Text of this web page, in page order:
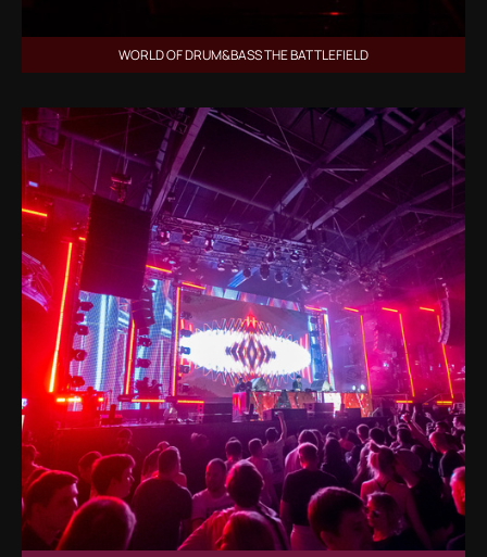
WORLD OF DRUM&BASS THE BATTLEFIELD